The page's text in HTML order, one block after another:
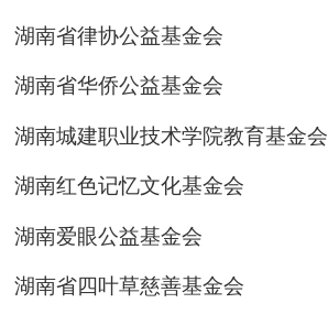
湖南省律协公益基金会
湖南省华侨公益基金会
湖南城建职业技术学院教育基金会
湖南红色记忆文化基金会
湖南爱眼公益基金会
湖南省四叶草慈善基金会